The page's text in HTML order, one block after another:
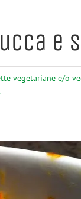
e
vegetariane e/o